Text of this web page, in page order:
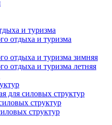
и туризма
отдыха и туризма
отдыха и туризма зимняя
отдыха и туризма летняя
для силовых структур
структур
структур